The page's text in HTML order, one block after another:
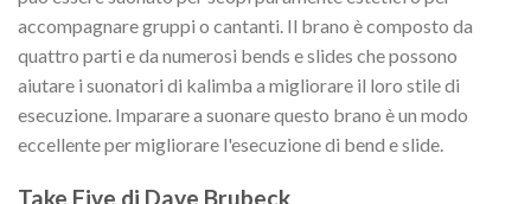
accompagnare gruppi o cantanti. Il brano è composto da
quattro parti e da numerosi bends e slides che possono
aiutare i suonatori di kalimba a migliorare il loro stile di
esecuzione. Imparare a suonare questo brano è un modo
eccellente per migliorare l'esecuzione di bend e slide.
Take Five di Dave Brubeck